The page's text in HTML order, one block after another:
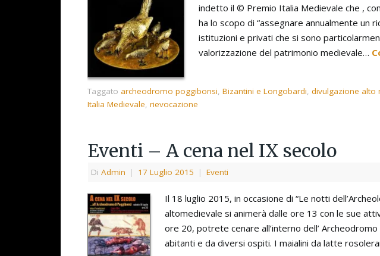
indetto il © Premio Italia Medievale che ,
ha lo scopo di “assegnare annualmente un
istituzioni e privati che si sono
valorizzazione del patrimonio medievale…
Taggato archeodromo poggibonsi, Bizantini e Longobardi, divulgazione alto
Italia Medievale, rievocazione
Eventi – A cena nel IX secolo
Di Admin | 17 Luglio 2015 | Eventi
Il 18 luglio 2015, in occasione di “Le notti
altomedievale si animerà dalle ore 13 con le sue
ore 20, potrete cenare all’interno dell’
abitanti e da diversi ospiti. I maialini da latte